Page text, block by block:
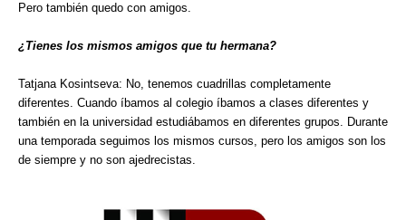
Pero también quedo con amigos.
¿Tienes los mismos amigos que tu hermana?
Tatjana Kosintseva: No, tenemos cuadrillas completamente
diferentes. Cuando íbamos al colegio íbamos a clases diferentes y
también en la universidad estudiábamos en diferentes grupos. Durante
una temporada seguimos los mismos cursos, pero los amigos son los
de siempre y no son ajedrecistas.